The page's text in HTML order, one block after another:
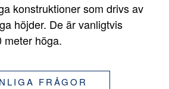
konstruktioner som drivs av
höjder. De är vanligtvis
meter höga.
FRÅGOR